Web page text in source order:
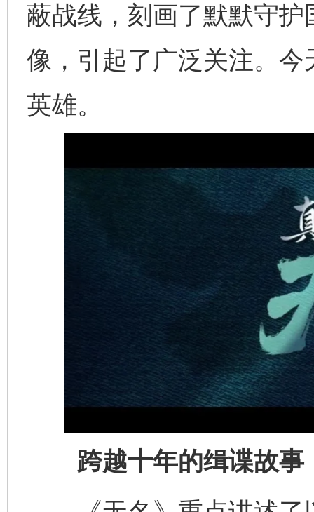
蔽战线，刻画了默默守
像，引起了广泛关注。
英雄。
跨越十年的缉谍故事